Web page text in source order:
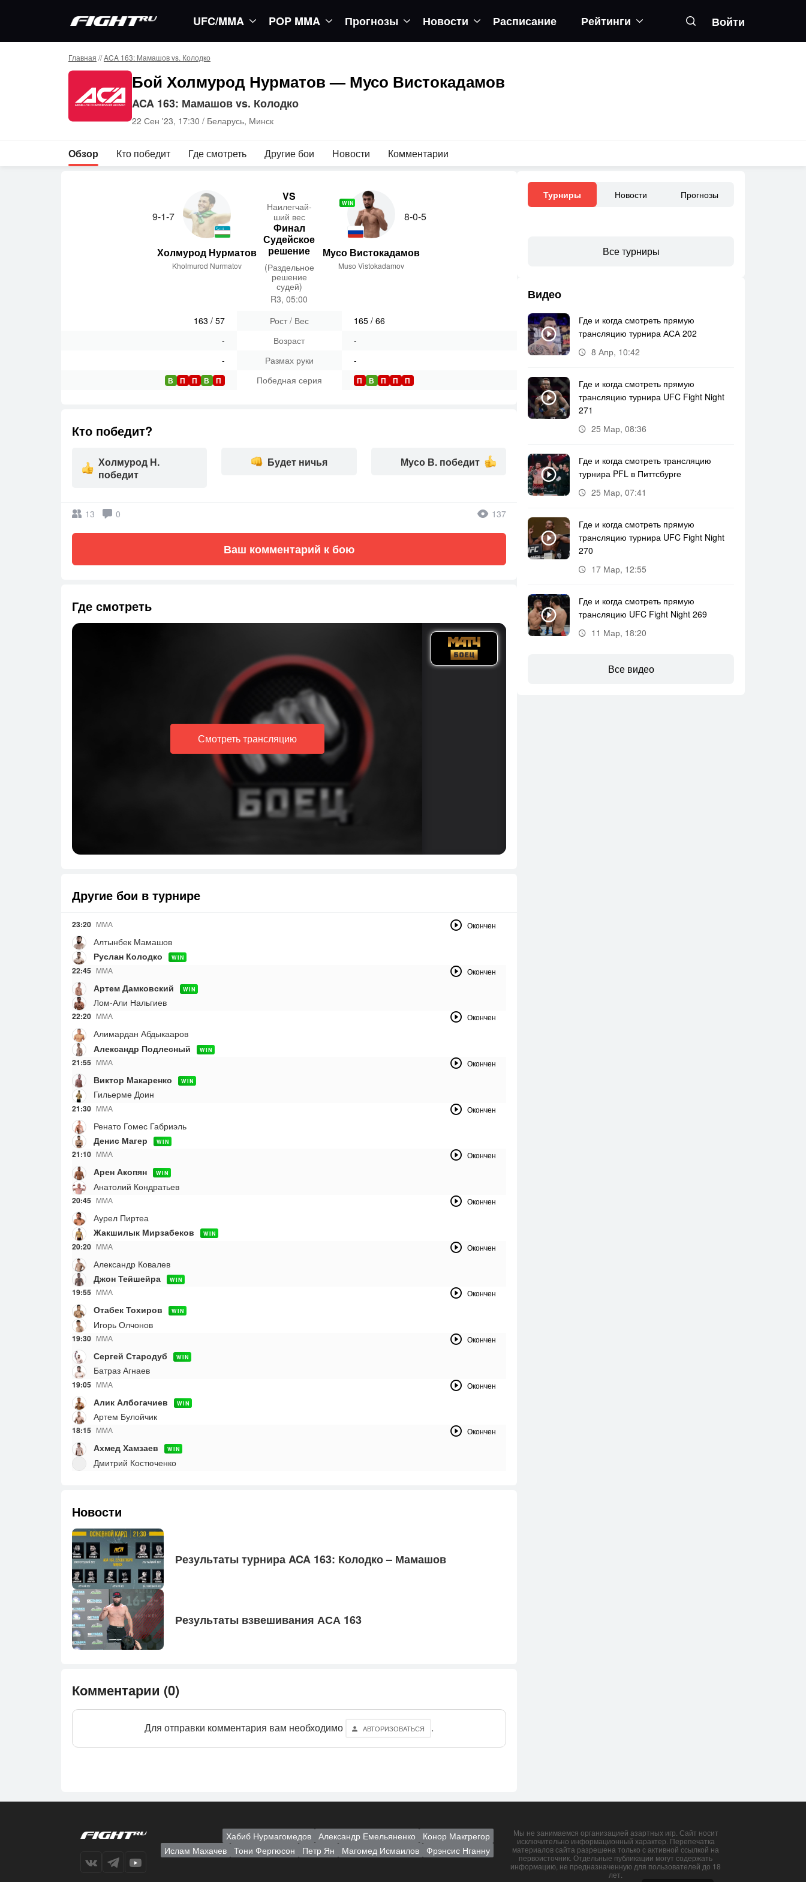
UFC/MMA POP MMA Прогнозы Новости Расписание Рейтинги Войти
Главная //ACA 163: Мамашов vs. Колодко
Бой Холмурод Нурматов — Мусо Вистокадамов
ACA 163: Мамашов vs. Колодко
22 Сен '23, 17:30 / Беларусь, Минск
Обзор Кто победит Где смотреть Другие бои Новости Комментарии
9-1-7
Холмурод Нурматов
Kholmurod Nurmatov
VS
На­илег­чай­
ший вес
Финал
Судейское
решение
(Раздельное
решение
судей)
R3, 05:00
8-0-5
WIN
Мусо Вистокадамов
Muso Vistokadamov
163 / 57
-
-
В П П В П
Рост / Вес
Возраст
Размах руки
Победная серия
165/ 66
-
-
П В П П П
Кто победит?
Холмурод Н.
победит
Будет ничья Мусо В. победит
13 0 137
Ваш комментарий к бою
Где смотреть
Смотреть трансляцию
Другие бои в турнире
23:20 ММА Окончен
Алтынбек Мамашов
Руслан Колодко
WIN
22:45 ММА Окончен
Артем Дамковский WIN
Лом-Али Нальгиев
22:20 ММА Окончен
Алимардан Абдыкааров
Александр Подлесный
WIN
21:55 ММА Окончен
Виктор Макаренко WIN
Гильерме Доин
21:30 ММА Окончен
Ренато Гомес Габриэль
Денис Магер
WIN
21:10 ММА Окончен
Арен Акопян WIN
Анатолий Кондратьев
20:45 ММА Окончен
Аурел Пиртеа
Жакшилык Мирзабеков
WIN
20:20 ММА Окончен
Александр Ковалев
Джон Тейшейра
WIN
19:55 ММА Окончен
Отабек Тохиров WIN
Игорь Олчонов
19:30 ММА Окончен
Сергей Стародуб WIN
Батраз Агнаев
19:05 ММА Окончен
Алик Албогачиев WIN
Артем Булойчик
18:15 ММА Окончен
Ахмед Хамзаев WIN
Дмитрий Костюченко
Новости
Ре­зуль­та­ты тур­ни­ра ACA 163: Ко­лод­ко – Ма­машов
Ре­зуль­та­ты взве­шива­ния АСА 163
Комментарии (0)
Для отправки комментария вам необходимо АВТОРИЗОВАТЬСЯ .
Турниры Новости Прогнозы
Все турниры
Видео
Где и когда смотреть прямую
трансляцию турнира АСА 202
8 Апр, 10:42
Где и когда смотреть прямую
трансляцию турнира UFC Fight Night
271
25 Мар, 08:36
Где и когда смотреть трансляцию
турнира PFL в Питтсбурге
25 Мар, 07:41
Где и когда смотреть прямую
трансляцию турнира UFC Fight Night
270
17 Мар, 12:55
Где и когда смотреть прямую
трансляцию UFC Fight Night 269
11 Мар, 18:20
Все видео
Хабиб Нурмагомедов Александр Емельяненко
Конор Макгрегор
Ислам Махачев Тони Фергюсон Петр Ян Магомед Исмаилов Фрэнсис Нганну
Мы не занимаемся организацией азартных игр. Сайт носит
исключительно информационный характер. Перепечатка
материалов сайта разрешена только с активной ссылкой на
первоисточник. Отдельные публикации могут содержать
информацию, не предназначенную для пользователей до 18
лет.